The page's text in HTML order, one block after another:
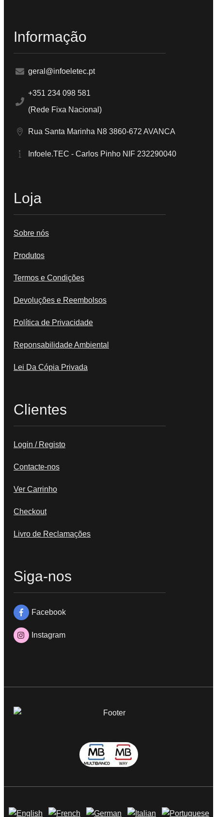
Informação
geral@infoeletec.pt
+351 234 098 581
(Rede Fixa Nacional)
Rua Santa Marinha N8 3860-672 AVANCA
Infoele.TEC - Carlos Pinho NIF 232290040
Loja
Sobre nós
Produtos
Termos e Condições
Devoluções e Reembolsos
Política de Privacidade
Reponsabilidade Ambiental
Lei Da Cópia Privada
Clientes
Login / Registo
Contacte-nos
Ver Carrinho
Checkout
Livro de Reclamações
Siga-nos
Facebook
Instagram